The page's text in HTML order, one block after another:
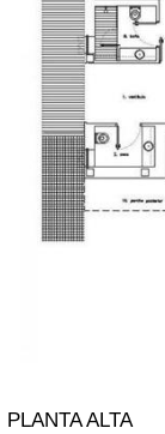
PLANTA ALTA